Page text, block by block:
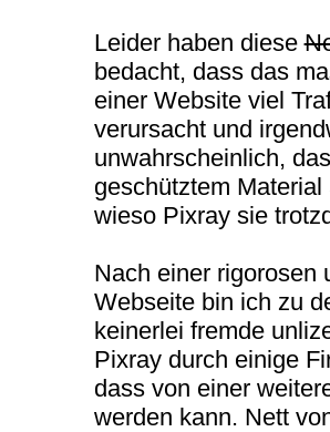
Leider haben diese
bedacht, dass das
einer Website viel
verursacht und
unwahrscheinlich,
geschütztem
wieso Pixray sie
Nach einer rigorosen
Webseite bin ich zu
keinerlei fremde
Pixray durch einige
dass von einer
werden kann. Nett